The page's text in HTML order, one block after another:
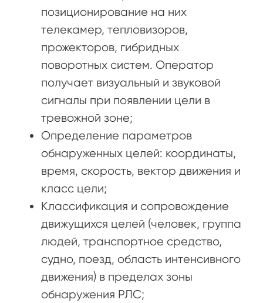
позиционирование на них
телекамер, тепловизоров,
прожекторов, гибридных
поворотных систем. Оператор
получает визуальный и звуковой
сигналы при появлении цели в
тревожной зоне;
Определение параметров
обнаруженных целей: координаты,
время, скорость, вектор движения и
класс цели;
Классификация и сопровождение
движущихся целей (человек, группа
людей, транспортное средство,
судно, поезд, область интенсивного
движения) в пределах зоны
обнаружения РЛС;